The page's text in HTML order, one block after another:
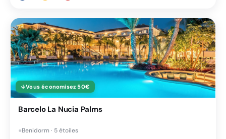
↓Vous économisez 50€
Barcelo La Nucia Palms
●Benidorm · 5 étoiles